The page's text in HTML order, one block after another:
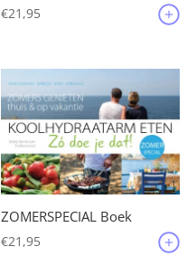
€21,95
ZOMERSPECIAL Boek
€21,95